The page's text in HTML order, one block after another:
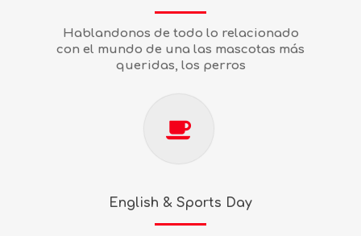
Hablandonos de todo lo relacionado
con el mundo de una las mascotas más
queridas, los perros
English & Sports Day